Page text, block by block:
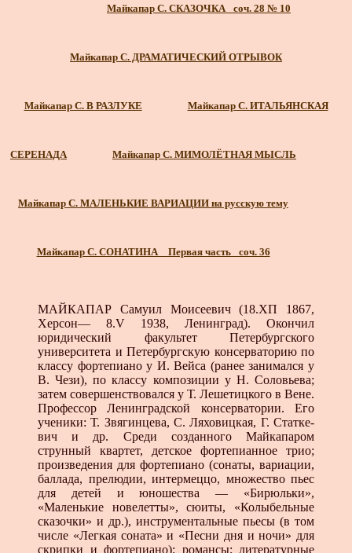
Майкапар С. СКАЗОЧКА_ соч. 28 № 10
Майкапар С. ДРАМАТИЧЕСКИЙ ОТРЫВОК
Майкапар С. В РАЗЛУКЕ Майкапар С. ИТАЛЬЯНСКАЯ
СЕРЕНАДА Майкапар С. МИМОЛЁТНАЯ МЫСЛЬ
Майкапар С. МАЛЕНЬКИЕ ВАРИАЦИИ на русскую тему
Майкапар С. СОНАТИНА _ Первая часть_ соч. 36
МАЙКАПАР Самуил Моисеевич (18.ХП 1867,
Хер­сон— 8.V 1938, Ленинград). Окончил
юридический фа­культет Петербургского
университета и Петербургскую консерваторию по
классу фортепиано у И. Вейса (ра­нее занимался у
В. Чези), по классу композиции у Н. Соловьева;
затем совершенствовался у Т. Лешетицкого в Вене.
Профессор Ленинградской консерватории. Его
ученики: Т. Звягинцева, С. Ляховицкая, Г. Статке­
вич и др. Среди созданного Майкапаром
струнный квартет, детское фортепианное трио;
произведения для фортепиано (сонаты, вариации,
баллада, прелюдии, ин­термеццо, множество пьес
для детей и юношества — «Бирюльки»,
«Маленькие новелетты», сюиты, «Колы­бельные
сказочки» и др.), инструментальные пьесы (в том
числе «Легкая соната» и «Песни дня и ночи» для
скрипки и фортепиано); романсы; литературные